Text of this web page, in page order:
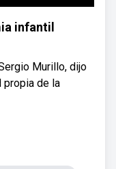
infantil
Murillo, dijo
propia de la